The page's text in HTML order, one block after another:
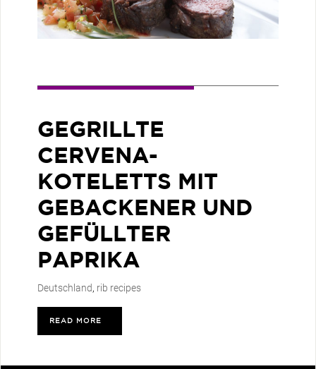
GEGRILLTE
CERVENA-
KOTELETTS MIT
GEBACKENER UND
GEFÜLLTER
PAPRIKA
Deutschland, rib recipes
READ MORE